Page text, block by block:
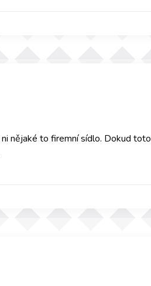
nějaké to firemní sídlo. Dokud toto